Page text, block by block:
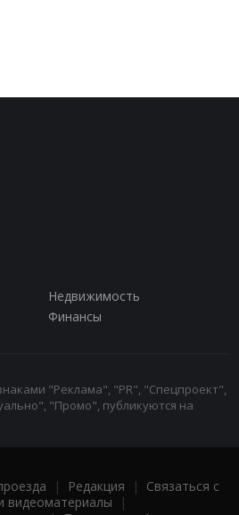
Недвижимость
Финансы
"Реклама", "PR", "Спецпроект",
"Промо", публикуются на
| Редакция | Связаться с
видеоматериалы |